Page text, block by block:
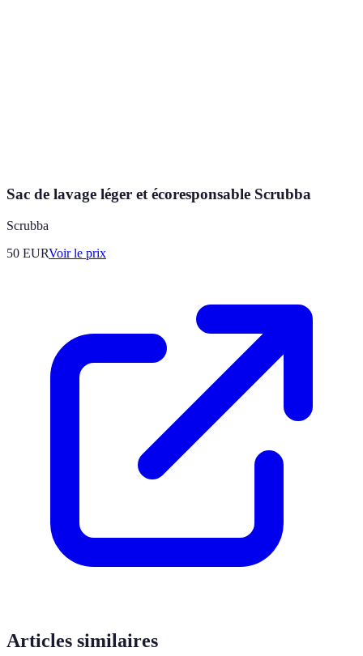
Sac de lavage léger et écoresponsable Scrubba
Scrubba
50 EURVoir le prix
Articles similaires